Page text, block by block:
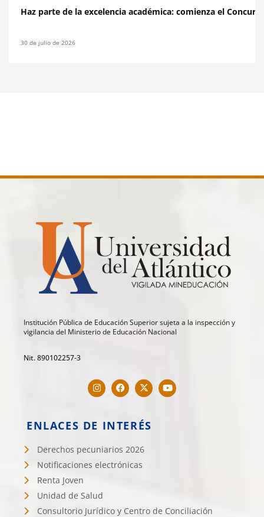
Leer más
Haz parte de la excelencia académica: comienza el
30 de julio de 2026
Institución Pública de Educación Superior sujeta a la inspección y
vigilancia del Ministerio de Educación Nacional
Nit. 890102257-3
ENLACES DE INTERÉS
Derechos pecuniarios 2026
Notificaciones electrónicas
Renta Joven
Unidad de Salud
Consultorio Jurídico y Centro de Conciliación